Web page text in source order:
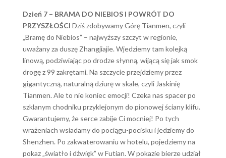
Dzień 7 – BRAMA DO NIEBIOS I POWRÓT DO
PRZYSZŁOŚCI Dziś zdobywamy Górę Tianmen, czyli
„Bramę do Niebios” – najwyższy szczyt w regionie,
uważany za duszę Zhangjiajie. Wjedziemy tam kolejką
linową, podziwiając po drodze słynną, wijącą się jak smok
drogę z 99 zakrętami. Na szczycie przejdziemy przez
gigantyczną, naturalną dziurę w skale, czyli Jaskinię
Tianmen. Ale to nie koniec emocji! Czeka nas spacer po
szklanym chodniku przyklejonym do pionowej ściany klifu.
Gwarantujemy, że serce zabije Ci mocniej! Po tych
wrażeniach wsiadamy do pociągu-pocisku i jedziemy do
Shenzhen. Po zakwaterowaniu w hotelu, pojedziemy na
pokaz „światło i dżwięk” w Futian. W pokazie bierze udział